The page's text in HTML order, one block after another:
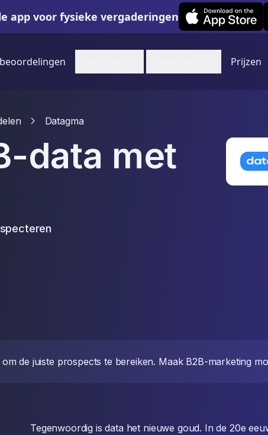
app voor fysieke vergaderingen
Leexi on iOS
Prijzen
Datagma
data met
de juiste prospects te bereiken. Maak B2B-marketing
Tegenwoordig is data het nieuwe goud. In de 20e